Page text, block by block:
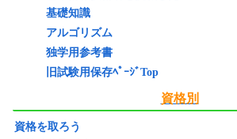
基礎知識
アルゴリズム
独学用参考書
旧試験用保存ﾍﾟｰｼﾞTop
資格別
資格を取ろう